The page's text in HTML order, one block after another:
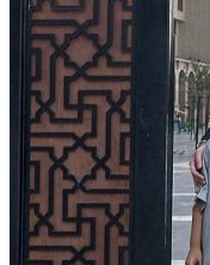
Lifestyle
Internasional
Pendidikan